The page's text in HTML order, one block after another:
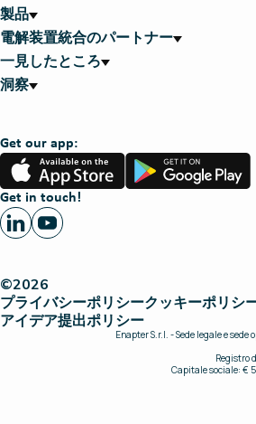
製品
電解装置統合のパートナー
一見したところ
洞察
Get our app:
App
Store
Google
Play
Get in touch!
©2026
プライバシーポリシークッキーポリシ
アイデア提出ポリシー
Enapter S.r.l. - Sede legale e
Registro
Capitale sociale: €